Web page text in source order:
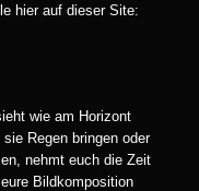
hier auf dieser Site:
wie am Horizont
Regen bringen oder
nehmt euch die Zeit
Bildkomposition